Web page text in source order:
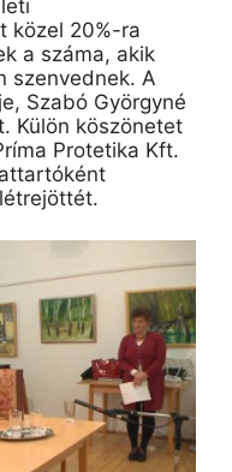
közel 20%-ra
a száma, akik
szenvednek. A
Szabó Györgyné
Külön köszönetet
Protetika Kft.